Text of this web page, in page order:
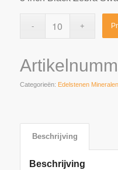
Categorieën: Edelstenen
Beschrijving
Beschrijving